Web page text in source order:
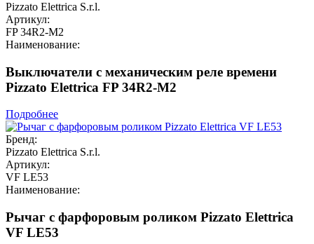
Pizzato Elettrica S.r.l.
Артикул:
FP 34R2-M2
Наименование:
Выключатели с механическим реле времени
Pizzato Elettrica FP 34R2-M2
Подробнее
Бренд:
Pizzato Elettrica S.r.l.
Артикул:
VF LE53
Наименование:
Рычаг с фарфоровым роликом Pizzato Elettrica
VF LE53